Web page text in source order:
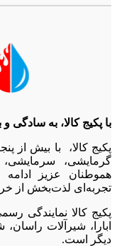
با پکیج کالا، به سادگی
پکیج کالا، با بیش از
گرمایشی،
هموطنان عزیز
تجربه‌ای لذت‌بخش از
پکیج کالا نمایندگی
ابارا، شیرآلات
دیگر است.